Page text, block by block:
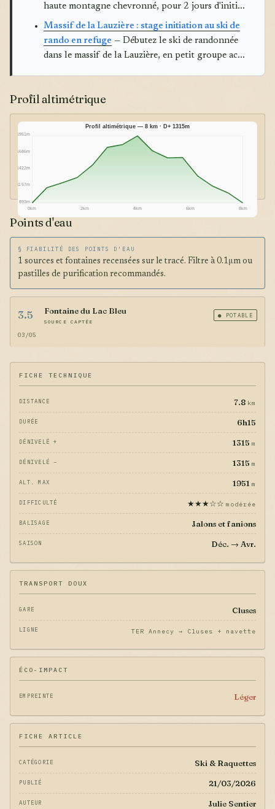
haute montagne chevronné, pour 2 jours d'initi...
Massif de la Lauzière : stage initiation au ski de
rando en refuge — Débutez le ski de randonnée
dans le massif de la Lauzière, en petit groupe ac...
Profil altimétrique
893m
1157m
1422m
1686m
1951m
0km 2km 4km 6km 8km
Profil altimétrique — 8 km · D+ 1315m
Points d'eau
§ FIABILITÉ DES POINTS D'EAU
1 sources et fontaines recensées sur le tracé. Filtre à 0.1μm ou
pastilles de purification recommandés.
3.5 Fontaine du Lac Bleu
SOURCE CAPTÉE
● POTABLE
03/05
FICHE TECHNIQUE
DISTANCE 7.8 km
DURÉE 6h15
DÉNIVELÉ + 1315 m
DÉNIVELÉ − 1315 m
ALT. MAX 1951 m
DIFFICULTÉ ★★★☆☆ modérée
BALISAGE Jalons et fanions
SAISON Déc. → Avr.
TRANSPORT DOUX
GARE Cluses
LIGNE TER Annecy → Cluses + navette
ÉCO-IMPACT
EMPREINTE Léger
FICHE ARTICLE
CATÉGORIE Ski & Raquettes
PUBLIÉ 21/03/2026
AUTEUR Julie Sentier